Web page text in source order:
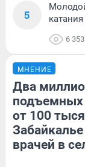
5
6 353
МНЕНИЕ
Два
подъемных
от 100
врачей в